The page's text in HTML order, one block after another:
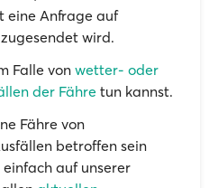
eine Anfrage auf
wird.
Falle vonwetter- oder
der Fähre tun kannst.
Fähre von
betroffen sein
einfach auf unserer